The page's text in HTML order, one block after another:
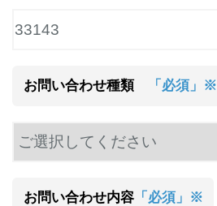
お問い合わせ種類 「必須」※
お問い合わせ内容「必須」※